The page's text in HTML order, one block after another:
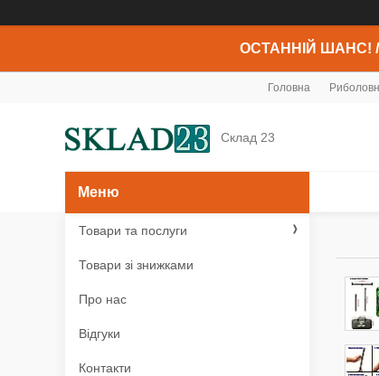
ОСТАННІЙ ШАНС!
Головна
Склад 23
Товари та послуги
Товари зі знижками
Про нас
Відгуки
Контакти